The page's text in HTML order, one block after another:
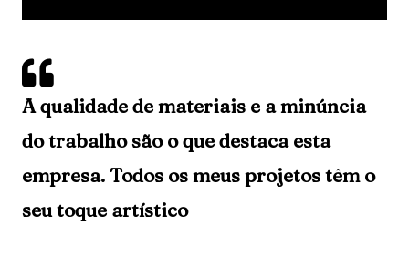
A qualidade de materiais e a minúncia
do trabalho são o que destaca esta
empresa. Todos os meus projetos têm o
seu toque artístico